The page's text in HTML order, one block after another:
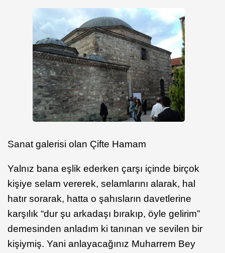
Sanat galerisi olan Çifte Hamam
Yalnız bana eşlik ederken çarşı içinde birçok
kişiye selam vererek, selamlarını alarak, hal
hatır sorarak, hatta o şahısların davetlerine
karşılık “dur şu arkadaşı bırakıp, öyle gelirim”
demesinden anladım ki tanınan ve sevilen bir
kişiymiş. Yani anlayacağınız Muharrem Bey